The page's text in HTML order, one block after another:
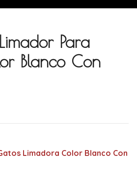
Para
Blanco Con
Limadora Color Blanco Con